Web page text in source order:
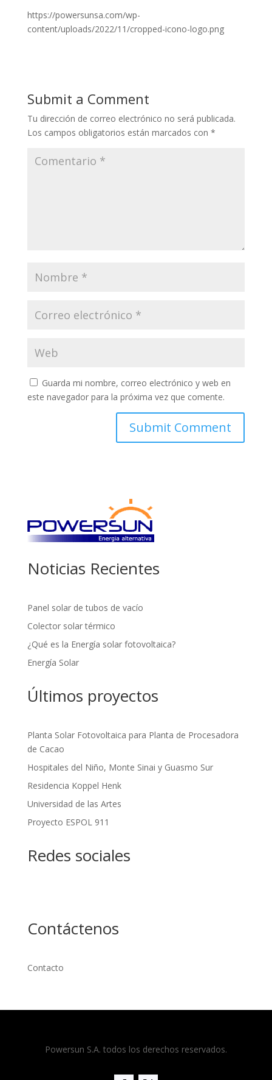
https://powersunsa.com/wp-
content/uploads/2022/11/cropped-icono-logo.png
Submit a Comment
Tu dirección de correo electrónico no será publicada.
Los campos obligatorios están marcados con *
Guarda mi nombre, correo electrónico y web en
este navegador para la próxima vez que comente.
Noticias Recientes
Panel solar de tubos de vacío
Colector solar térmico
¿Qué es la Energía solar fotovoltaica?
Energía Solar
Últimos proyectos
Planta Solar Fotovoltaica para Planta de Procesadora
de Cacao
Hospitales del Niño, Monte Sinai y Guasmo Sur
Residencia Koppel Henk
Universidad de las Artes
Proyecto ESPOL 911
Redes sociales
Contáctenos
Contacto
Powersun S.A. todos los derechos reservados.